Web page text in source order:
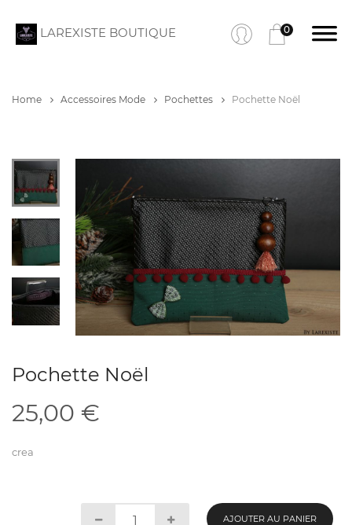
LAREXISTE BOUTIQUE 0
Home Accessoires Mode Pochettes Pochette Noël
Pochette Noël
25,00 €
crea
AJOUTER AU PANIER